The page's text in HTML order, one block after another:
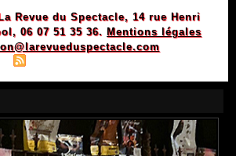
Revue du Spectacle, 14 rue Henri
06 07 51 35 36. Mentions légales